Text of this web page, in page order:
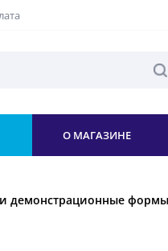
О МАГАЗИНЕ
демонстрационные формы